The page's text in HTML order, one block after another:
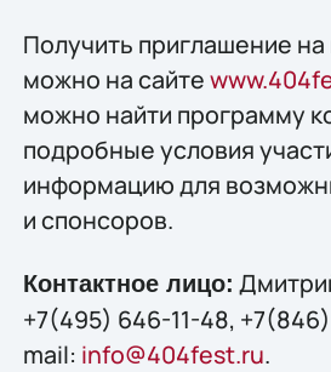
Получить приглашение
можно на сайте
можно найти программу
подробные условия
информацию для
и спонсоров.
Контактное лицо:
+7(495) 646-11-48,
mail: info@404fest.ru.